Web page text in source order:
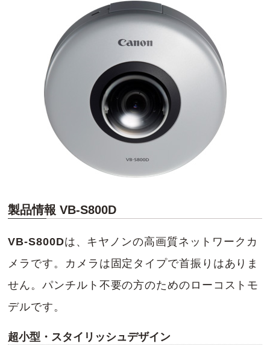
製品情報 VB-S800D
VB-S800Dは、キヤノンの高画質ネットワークカ
メラです。カメラは固定タイプで首振りはありま
せん。パンチルト不要の方のためのローコストモ
デルです。
超小型・スタイリッシュデザイン